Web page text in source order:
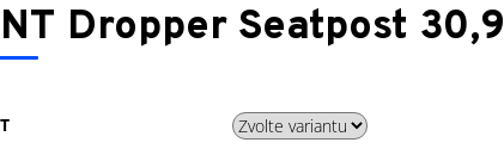
Dropper Seatpost 30,9